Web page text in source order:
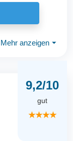
Mehr anzeigen ⏷
9,2/10
gut
★★★★